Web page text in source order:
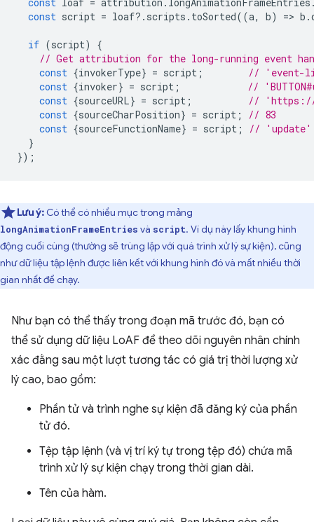
const script = loaf? . scripts . toSorted((a, b) => b .
if (script)
{
// Get attribution for the long-running event
const {invokerType} = script ;
// 'event-
const {invoker} = script ;
//
const {sourceURL} = script ;
// 'https://
const {sourceCharPosition} = script ;
// 83
const {sourceFunctionName} = script ;
// 'update'
}
});
Lưu ý: Có thể có nhiều mục trong mảng
longAnimationFrameEntries và script. Ví dụ này lấy khung hình
động cuối cùng (thường sẽ trùng lặp với quá trình xử lý sự kiện), cũng
như dữ liệu tập lệnh được liên kết với khung hình đó và mất nhiều thời
gian nhất để chạy.
Như bạn có thể thấy trong đoạn mã trước đó, bạn có
thể sử dụng dữ liệu LoAF để theo dõi nguyên nhân chính
xác đằng sau một lượt tương tác có giá trị thời lượng xử
lý cao, bao gồm:
Phần tử và trình nghe sự kiện đã đăng ký của phần
tử đó.
Tệp tập lệnh (và vị trí ký tự trong tệp đó) chứa mã
trình xử lý sự kiện chạy trong thời gian dài.
Tên của hàm.